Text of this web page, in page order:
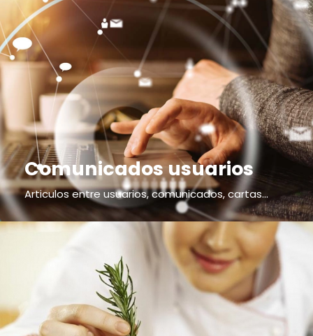
Comunicados usuarios
Articulos entre usuarios, comunicados, cartas...